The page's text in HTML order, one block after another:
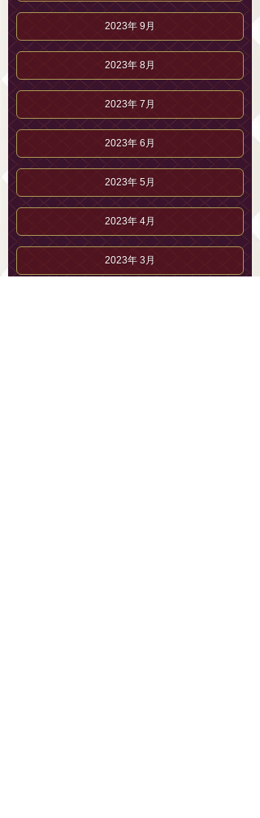
2023年 9月
2023年 8月
2023年 7月
2023年 6月
2023年 5月
2023年 4月
2023年 3月